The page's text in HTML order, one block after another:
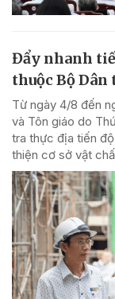
Đẩy nhanh
thuộc Bộ Dân
Từ ngày 4/8 đến
và Tôn giáo do
tra thực địa tiến
thiện cơ sở vật